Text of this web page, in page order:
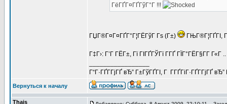
ГёГҐГ¤ГҐГўГ°Г !!!
ГЏГ®Г¤Г¤ГҐГ°Г¦ГЁГўГ Гѕ (Г±) ГЊГ®Г¦ГҐГІ,
Г‡Г›: Г’Г ГЁГ±, Гї ГІГҐГЎГї Г­ГҐ ГЇГ°ГЁГ§Г­Г
Г“Г·ГҐГ­ГјГҐ вЂ” Г±ГўГҐГІ, Г Г­ГҐГіГ·ГҐГ­ГјГҐ
Вернуться к началу
Thais